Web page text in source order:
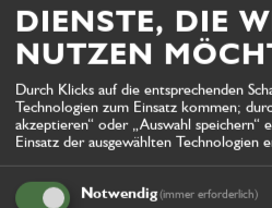
HSR 135
DIENSTE, DIE
NUTZEN
Durch Klicks auf die entsprechenden
Technologien zum Einsatz kommen;
akzeptieren“ oder „Auswahl speichern“
Einsatz der ausgewählten Technologien
Notwendig(immer erforderlich)